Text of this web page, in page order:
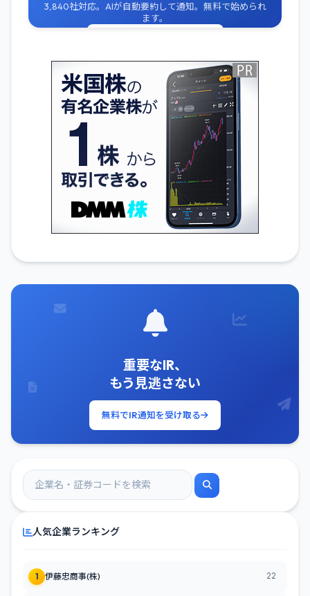
3,840社対応。AIが自動要約して通知。無料で始められ
ます。
重要なIR、
もう見逃さない
無料でIR通知を受け取る
人気企業ランキング
1 伊藤忠商事(株) 22